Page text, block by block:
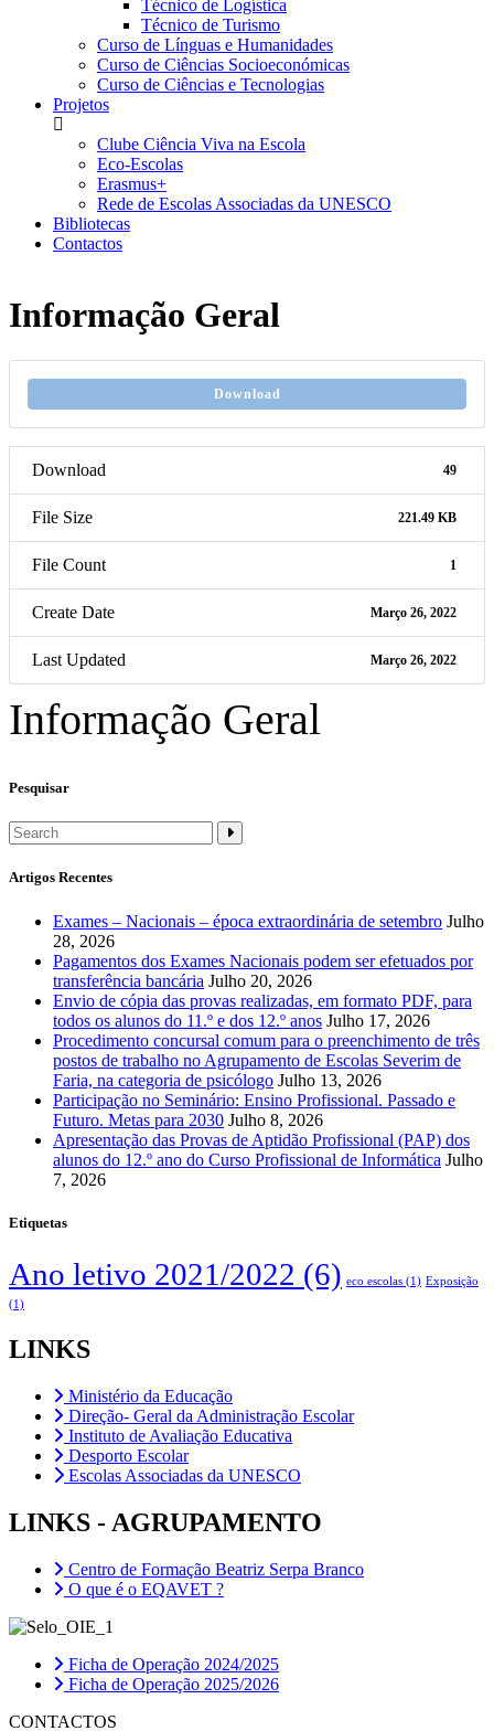
Técnico de Logística
Técnico de Turismo
Curso de Línguas e Humanidades
Curso de Ciências Socioeconómicas
Curso de Ciências e Tecnologias
Projetos
Clube Ciência Viva na Escola
Eco-Escolas
Erasmus+
Rede de Escolas Associadas da UNESCO
Bibliotecas
Contactos
Informação Geral
Download
Download 49
File Size 221.49 KB
File Count 1
Create Date Março 26, 2022
Last Updated Março 26, 2022
Informação Geral
Pesquisar
Artigos Recentes
Exames – Nacionais – época extraordinária de setembro Julho
28, 2026
Pagamentos dos Exames Nacionais podem ser efetuados por
transferência bancária Julho 20, 2026
Envio de cópia das provas realizadas, em formato PDF, para
todos os alunos do 11.º e dos 12.º anos Julho 17, 2026
Procedimento concursal comum para o preenchimento de três
postos de trabalho no Agrupamento de Escolas Severim de
Faria, na categoria de psicólogo Julho 13, 2026
Participação no Seminário: Ensino Profissional. Passado e
Futuro. Metas para 2030 Julho 8, 2026
Apresentação das Provas de Aptidão Profissional (PAP) dos
alunos do 12.º ano do Curso Profissional de Informática Julho
7, 2026
Etiquetas
Ano letivo 2021/2022 (6) eco escolas (1) Exposição
(1)
LINKS
Ministério da Educação
Direção- Geral da Administração Escolar
Instituto de Avaliação Educativa
Desporto Escolar
Escolas Associadas da UNESCO
LINKS - AGRUPAMENTO
Centro de Formação Beatriz Serpa Branco
O que é o EQAVET ?
Ficha de Operação 2024/2025
Ficha de Operação 2025/2026
CONTACTOS